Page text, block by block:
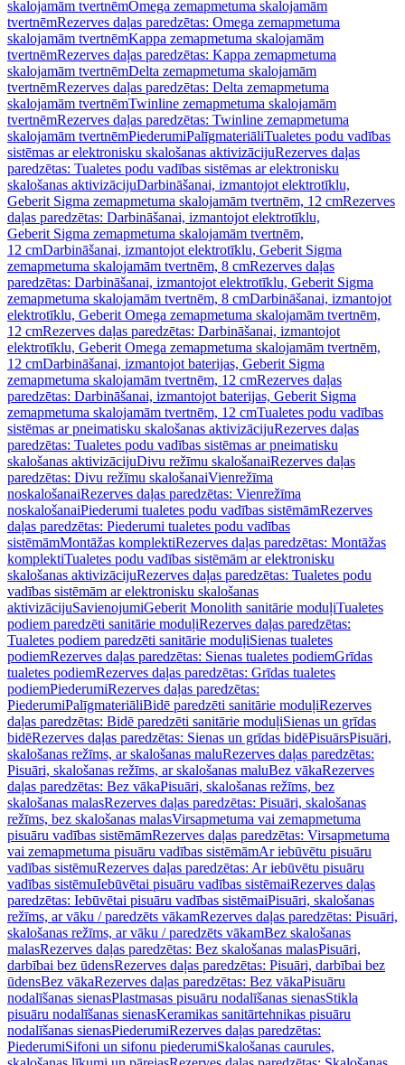
skalojamām tvertnēmOmega zemapmetuma skalojamām
tvertnēmRezerves daļas paredzētas: Omega zemapmetuma
skalojamām tvertnēmKappa zemapmetuma skalojamām
tvertnēmRezerves daļas paredzētas: Kappa zemapmetuma
skalojamām tvertnēmDelta zemapmetuma skalojamām
tvertnēmRezerves daļas paredzētas: Delta zemapmetuma
skalojamām tvertnēmTwinline zemapmetuma skalojamām
tvertnēmRezerves daļas paredzētas: Twinline zemapmetuma
skalojamām tvertnēmPiederumiPalīgmateriāliTualetes podu vadības
sistēmas ar elektronisku skalošanas aktivizācijuRezerves daļas
paredzētas: Tualetes podu vadības sistēmas ar elektronisku
skalošanas aktivizācijuDarbināšanai, izmantojot elektrotīklu,
Geberit Sigma zemapmetuma skalojamām tvertnēm, 12 cmRezerves
daļas paredzētas: Darbināšanai, izmantojot elektrotīklu,
Geberit Sigma zemapmetuma skalojamām tvertnēm,
12 cmDarbināšanai, izmantojot elektrotīklu, Geberit Sigma
zemapmetuma skalojamām tvertnēm, 8 cmRezerves daļas
paredzētas: Darbināšanai, izmantojot elektrotīklu, Geberit Sigma
zemapmetuma skalojamām tvertnēm, 8 cmDarbināšanai, izmantojot
elektrotīklu, Geberit Omega zemapmetuma skalojamām tvertnēm,
12 cmRezerves daļas paredzētas: Darbināšanai, izmantojot
elektrotīklu, Geberit Omega zemapmetuma skalojamām tvertnēm,
12 cmDarbināšanai, izmantojot baterijas, Geberit Sigma
zemapmetuma skalojamām tvertnēm, 12 cmRezerves daļas
paredzētas: Darbināšanai, izmantojot baterijas, Geberit Sigma
zemapmetuma skalojamām tvertnēm, 12 cmTualetes podu vadības
sistēmas ar pneimatisku skalošanas aktivizācijuRezerves daļas
paredzētas: Tualetes podu vadības sistēmas ar pneimatisku
skalošanas aktivizācijuDivu režīmu skalošanaiRezerves daļas
paredzētas: Divu režīmu skalošanaiVienrežīma
noskalošanaiRezerves daļas paredzētas: Vienrežīma
noskalošanaiPiederumi tualetes podu vadības sistēmāmRezerves
daļas paredzētas: Piederumi tualetes podu vadības
sistēmāmMontāžas komplektiRezerves daļas paredzētas: Montāžas
komplektiTualetes podu vadības sistēmām ar elektronisku
skalošanas aktivizācijuRezerves daļas paredzētas: Tualetes podu
vadības sistēmām ar elektronisku skalošanas
aktivizācijuSavienojumiGeberit Monolith sanitārie moduļiTualetes
podiem paredzēti sanitārie moduļiRezerves daļas paredzētas:
Tualetes podiem paredzēti sanitārie moduļiSienas tualetes
podiemRezerves daļas paredzētas: Sienas tualetes podiemGrīdas
tualetes podiemRezerves daļas paredzētas: Grīdas tualetes
podiemPiederumiRezerves daļas paredzētas:
PiederumiPalīgmateriāliBidē paredzēti sanitārie moduļiRezerves
daļas paredzētas: Bidē paredzēti sanitārie moduļiSienas un grīdas
bidēRezerves daļas paredzētas: Sienas un grīdas bidēPisuārsPisuāri,
skalošanas režīms, ar skalošanas maluRezerves daļas paredzētas:
Pisuāri, skalošanas režīms, ar skalošanas maluBez vākaRezerves
daļas paredzētas: Bez vākaPisuāri, skalošanas režīms, bez
skalošanas malasRezerves daļas paredzētas: Pisuāri, skalošanas
režīms, bez skalošanas malasVirsapmetuma vai zemapmetuma
pisuāru vadības sistēmāmRezerves daļas paredzētas: Virsapmetuma
vai zemapmetuma pisuāru vadības sistēmāmAr iebūvētu pisuāru
vadības sistēmuRezerves daļas paredzētas: Ar iebūvētu pisuāru
vadības sistēmuIebūvētai pisuāru vadības sistēmaiRezerves daļas
paredzētas: Iebūvētai pisuāru vadības sistēmaiPisuāri, skalošanas
režīms, ar vāku / paredzēts vākamRezerves daļas paredzētas: Pisuāri,
skalošanas režīms, ar vāku / paredzēts vākamBez skalošanas
malasRezerves daļas paredzētas: Bez skalošanas malasPisuāri,
darbībai bez ūdensRezerves daļas paredzētas: Pisuāri, darbībai bez
ūdensBez vākaRezerves daļas paredzētas: Bez vākaPisuāru
nodalīšanas sienasPlastmasas pisuāru nodalīšanas sienasStikla
pisuāru nodalīšanas sienasKeramikas sanitārtehnikas pisuāru
nodalīšanas sienasPiederumiRezerves daļas paredzētas:
PiederumiSifoni un sifonu piederumiSkalošanas caurules,